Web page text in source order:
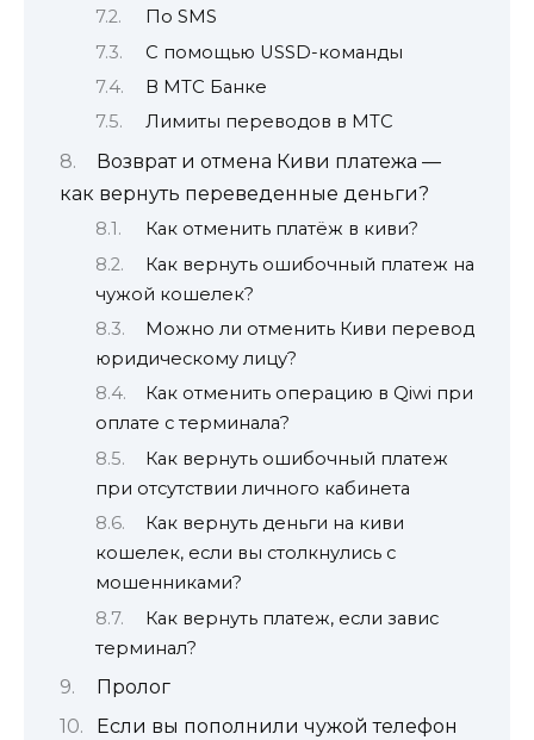
По SMS
С помощью USSD-команды
В МТС Банке
Лимиты переводов в МТС
Возврат и отмена Киви платежа —
как вернуть переведенные деньги?
Как отменить платёж в киви?
Как вернуть ошибочный платеж на
чужой кошелек?
Можно ли отменить Киви перевод
юридическому лицу?
Как отменить операцию в Qiwi при
оплате с терминала?
Как вернуть ошибочный платеж
при отсутствии личного кабинета
Как вернуть деньги на киви
кошелек, если вы столкнулись с
мошенниками?
Как вернуть платеж, если завис
терминал?
Пролог
Если вы пополнили чужой телефон